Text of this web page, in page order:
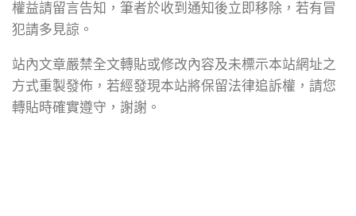
權益請留言告知，筆者於收到通知後立即移除，若有冒
犯請多見諒。
站內文章嚴禁全文轉貼或修改內容及未標示本站網址之
方式重製發佈，若經發現本站將保留法律追訴權，請您
轉貼時確實遵守，謝謝。